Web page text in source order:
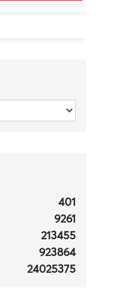
401
9261
213455
923864
24025375